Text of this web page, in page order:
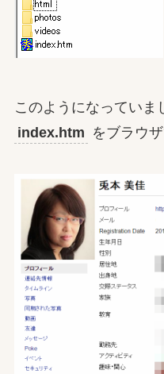
このようになってい
index.htm をブラウ